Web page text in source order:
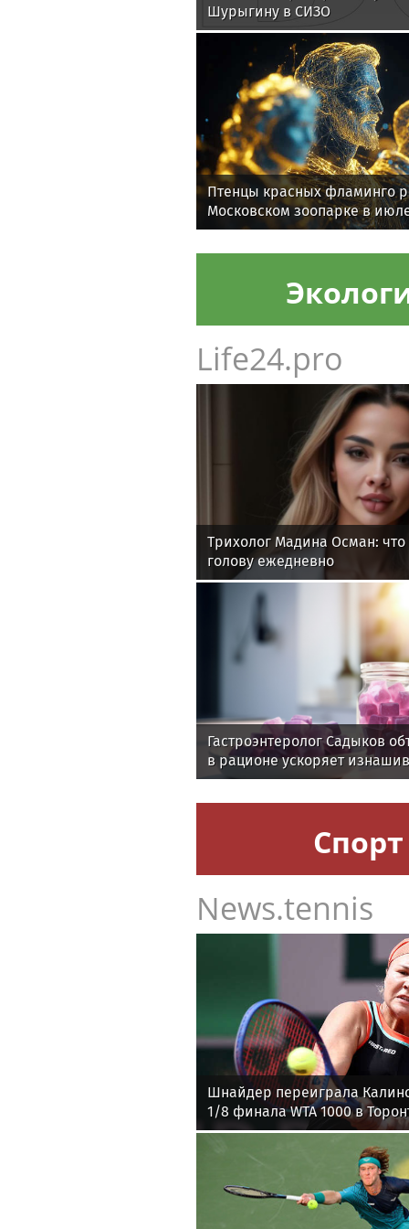
Шурыгину в СИЗО
Птенцы красных фламинго
Московском зоопарке в
Life24.pro
Трихолог Мадина Осман: что
голову ежедневно
Гастроэнтеролог Садыков
в рационе ускоряет
Спорт
News.tennis
Шнайдер переиграла
1/8 финала WTA 1000 в